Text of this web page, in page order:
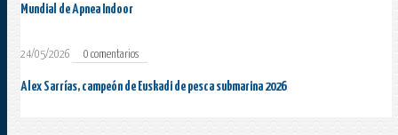
Mundial de Apnea Indoor
24/05/2026 0 comentarios
Alex Sarrías, campeón de Euskadi de pesca submarina 2026